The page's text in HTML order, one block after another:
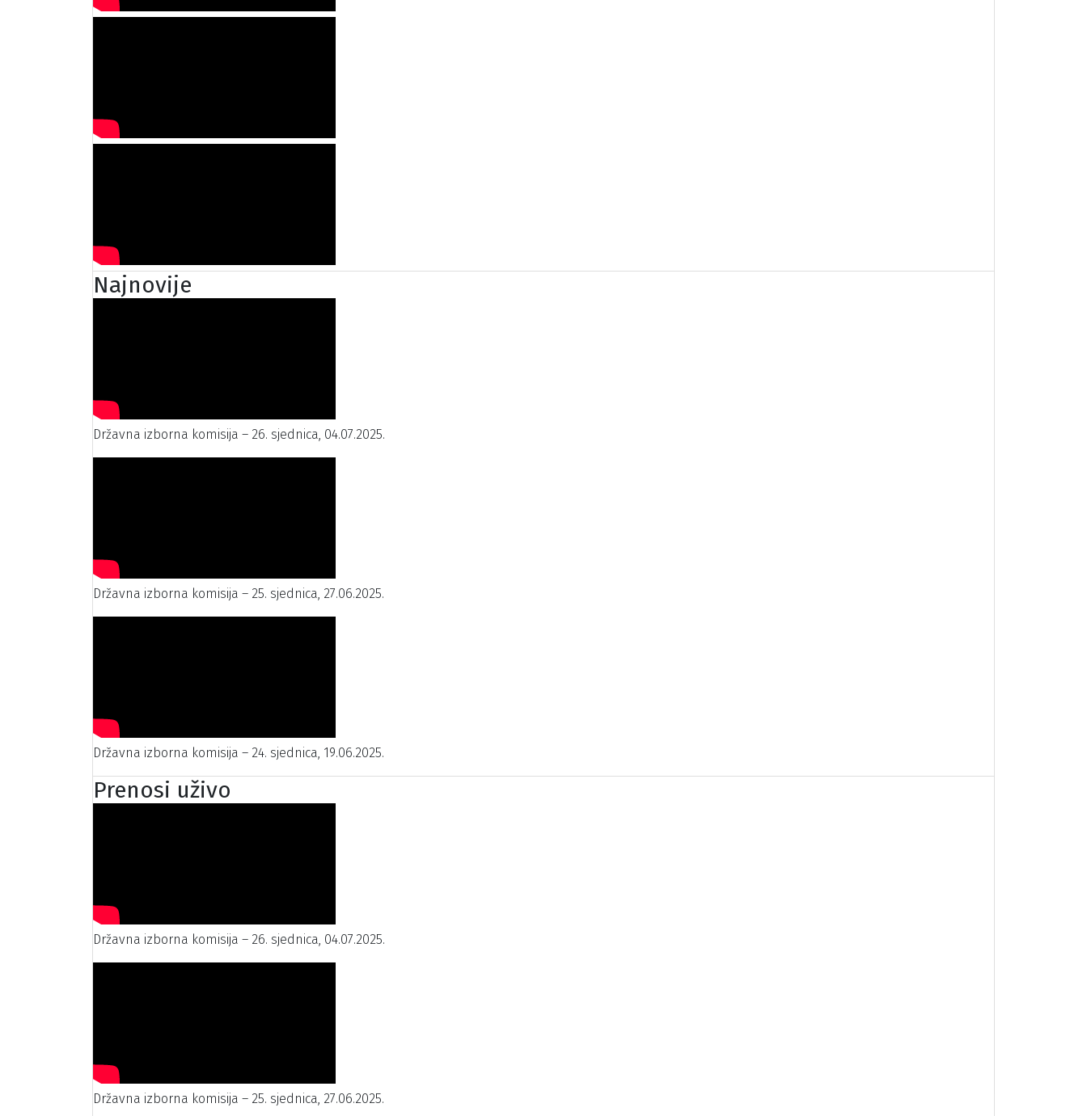
Najnovije
Državna izborna komisija – 26. sjednica, 04.07.2025.
Državna izborna komisija – 25. sjednica, 27.06.2025.
Državna izborna komisija – 24. sjednica, 19.06.2025.
Prenosi uživo
Državna izborna komisija – 26. sjednica, 04.07.2025.
Državna izborna komisija – 25. sjednica, 27.06.2025.